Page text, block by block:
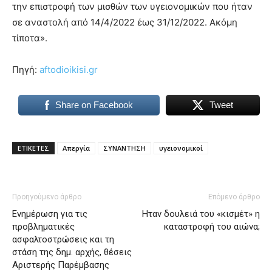
την επιστροφή των μισθών των υγειονομικών που ήταν
σε αναστολή από 14/4/2022 έως 31/12/2022. Ακόμη
τίποτα».
Πηγή: aftodioikisi.gr
Share on Facebook Tweet
ΕΤΙΚΕΤΕΣ Απεργία ΣΥΝΑΝΤΗΣΗ υγειονομικοί
Προηγούμενο άρθρο
Ενημέρωση για τις
προβληματικές
ασφαλτοστρώσεις και τη
στάση της δημ. αρχής, θέσεις
Αριστερής Παρέμβασης
Επόμενο άρθρο
Ηταν δουλειά του «κισμέτ» η
καταστροφή του αιώνα;